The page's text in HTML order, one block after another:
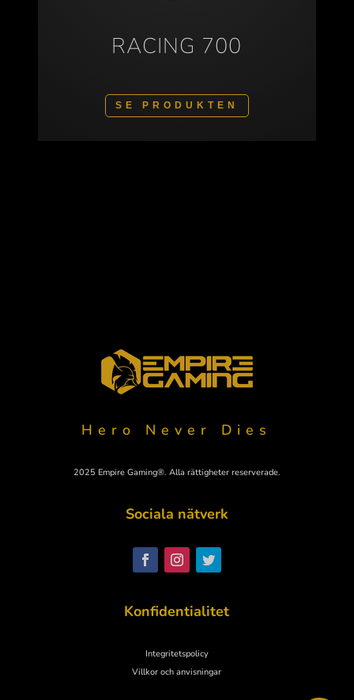
RACING 700
SE PRODUKTEN
Hero Never Dies
2025 Empire Gaming®. Alla rättigheter reserverade.
Sociala nätverk
Konfidentialitet
Integritetspolicy
Villkor och anvisningar